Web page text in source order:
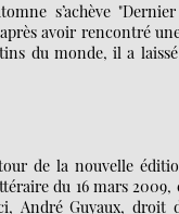
s’achève
avoir rencontré
du monde, il a
de la nouvelle
du 16 mars
André Guyaux, droit